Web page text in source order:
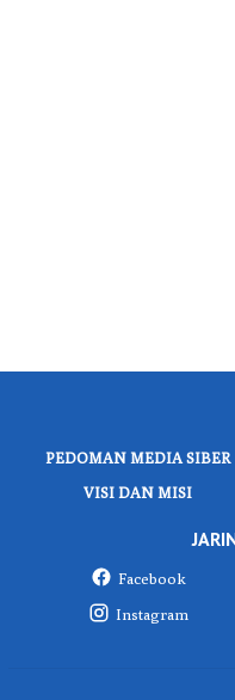
PEDOMAN MEDIA SIBER
VISI DAN MISI
Facebook
Instagram